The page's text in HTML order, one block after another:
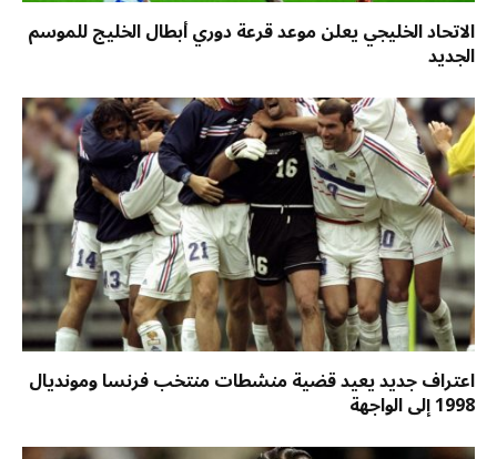
الاتحاد الخليجي يعلن موعد قرعة دوري أبطال الخليج للموسم
الجديد
اعتراف جديد يعيد قضية منشطات منتخب فرنسا ومونديال
1998 إلى الواجهة